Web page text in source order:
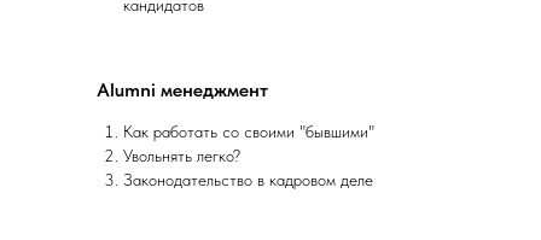
кандидатов
Alumni менеджмент
Как работать со своими "бывшими"
Увольнять легко?
Законодательство в кадровом деле